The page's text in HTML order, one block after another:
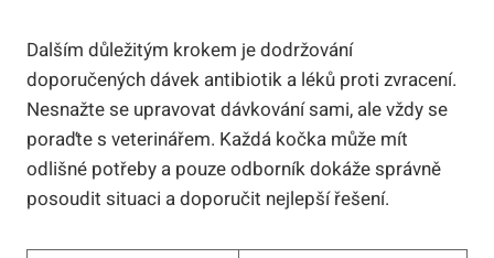
Dalším důležitým krokem⁤ je dodržování
doporučených dávek⁤ antibiotik a léků proti zvracení.
Nesnažte se upravovat dávkování⁤ sami, ale vždy se⁤
poraďte s veterinářem. Každá kočka může mít
odlišné potřeby⁣ a⁣ pouze odborník dokáže⁢ správně
posoudit situaci a doporučit nejlepší řešení.